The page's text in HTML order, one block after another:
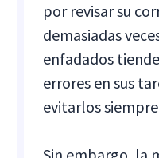
por revisar su
demasiadas
enfadados
errores en sus
evitarlos